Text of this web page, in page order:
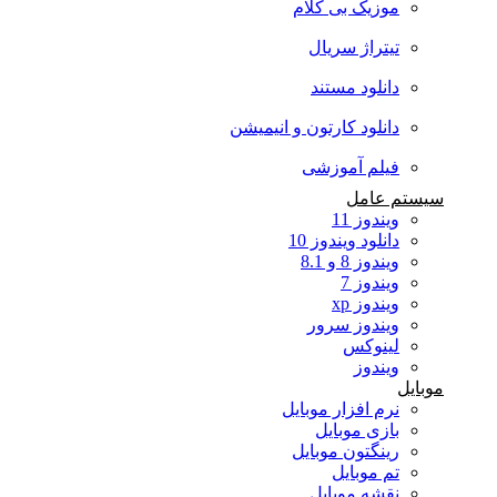
موزیک بی کلام
تیتراژ سریال
دانلود مستند
دانلود کارتون و انیمیشن
فیلم آموزشی
سیستم عامل
ویندوز 11
دانلود ویندوز 10
ویندوز 8 و 8.1
ویندوز 7
ویندوز xp
ویندوز سرور
لینوکس
ویندوز
موبایل
نرم افزار موبایل
بازی موبایل
رینگتون موبایل
تم موبایل
نقشه موبایل